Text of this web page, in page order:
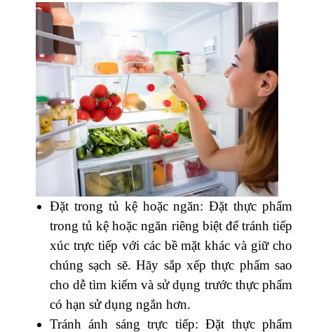
Đặt trong tủ kệ hoặc ngăn: Đặt thực phẩm
trong tủ kệ hoặc ngăn riêng biệt để tránh tiếp
xúc trực tiếp với các bề mặt khác và giữ cho
chúng sạch sẽ. Hãy sắp xếp thực phẩm sao
cho dễ tìm kiếm và sử dụng trước thực phẩm
có hạn sử dụng ngắn hơn.
Tránh ánh sáng trực tiếp: Đặt thực phẩm